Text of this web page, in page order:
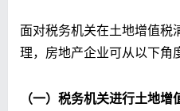
面对税务机关在土地增值税
理，房地产企业可从以下角
（一）税务机关进行土地增